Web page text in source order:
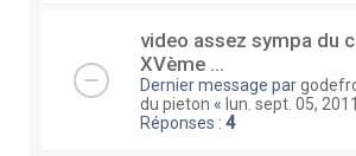
video assez sympa du
XVème ...
Dernier message par
du pieton « lun. sept. 05,
Réponses : 4